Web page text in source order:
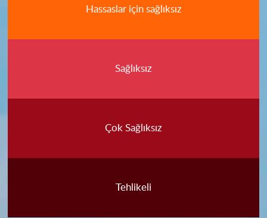
Hassaslar için sağlıksız
Sağlıksız
Çok Sağlıksız
Tehlikeli